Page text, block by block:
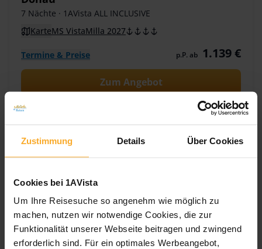
Zustimmung Details Über Cookies
Cookies bei 1AVista
Um Ihre Reisesuche so angenehm wie möglich zu
machen, nutzen wir notwendige Cookies, die zur
Funktionalität unserer Webseite beitragen und zwingend
erforderlich sind. Für ein optimales Werbeangebot,
7 Nächte · 1AVista ALL INCLUSIVE
KarteMS VistaMilla 2027
Termine & Preise p.P. ab 1.139 €
Zum Angebot